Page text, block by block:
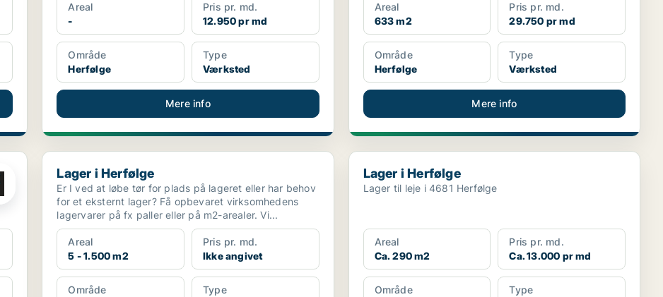
Areal
-
Pris pr. md.
12.950 pr md
Område
Herfølge
Type
Værksted
Mere info
Areal
633 m2
Pris pr. md.
29.750 pr md
Område
Herfølge
Type
Værksted
Mere info
Lager i Herfølge
Lager i Herfølge
Er I ved at løbe tør for plads på lageret eller har behov
for et eksternt lager? Få opbevaret virksomhedens
lagervarer på fx paller eller på m2-arealer. Vi...
Areal
5 - 1.500 m2
Pris pr. md.
Ikke angivet
Område
Type
Lager i Herfølge
Lager i Herfølge
Lager til leje i 4681 Herfølge
Areal
Ca. 290 m2
Pris pr. md.
Ca. 13.000 pr md
Område
Type